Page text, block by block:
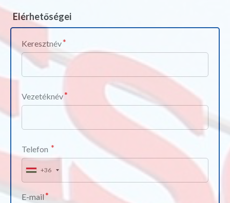
Elérhetőségei
Keresztnév
Vezetéknév
Telefon
+36
E-mail